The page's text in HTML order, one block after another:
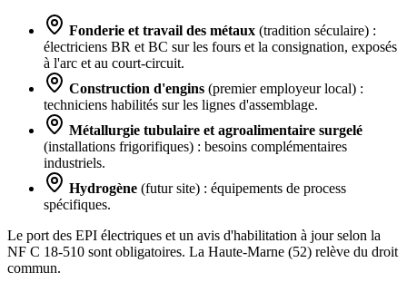
Fonderie et travail des métaux (tradition séculaire) :
électriciens BR et BC sur les fours et la consignation, exposés
à l'arc et au court-circuit.
Construction d'engins (premier employeur local) :
techniciens habilités sur les lignes d'assemblage.
Métallurgie tubulaire et agroalimentaire surgelé
(installations frigorifiques) : besoins complémentaires
industriels.
Hydrogène (futur site) : équipements de process
spécifiques.
Le port des EPI électriques et un avis d'habilitation à jour selon la
NF C 18-510 sont obligatoires. La Haute-Marne (52) relève du droit
commun.